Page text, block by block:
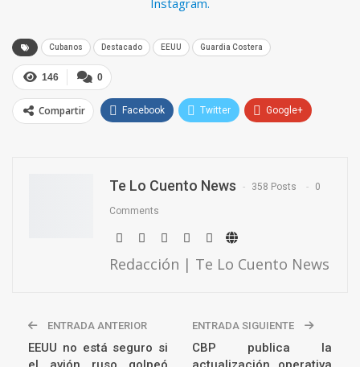
Cubanos Destacado EEUU Guardia Costera
0
146
Compartir Facebook Twitter Google+
Te Lo Cuento News 358 Posts 0
Comments
Redacción | Te Lo Cuento News
ENTRADA ANTERIOR
EEUU no está seguro si
ENTRADA SIGUIENTE
CBP publica la